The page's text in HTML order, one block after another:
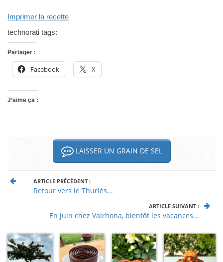
Imprimer la recette
technorati tags:
Partager :
Facebook X
J’aime ça :
LAISSER UN GRAIN DE SEL
ARTICLE PRÉCÉDENT :
Retour vers le Thuriès...
ARTICLE SUIVANT :
En juin chez Valrhona, bientôt les vacances...